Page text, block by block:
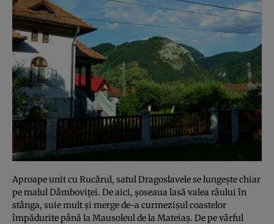
Aproape unit cu Rucărul, satul Dragoslavele se lungeşte chiar
pe malul Dâmboviţei. De aici, şoseaua lasă valea râului în
stânga, suie mult şi merge de-a curmezişul coastelor
împădurite până la Mausoleul de la Mateiaş. De pe vârful